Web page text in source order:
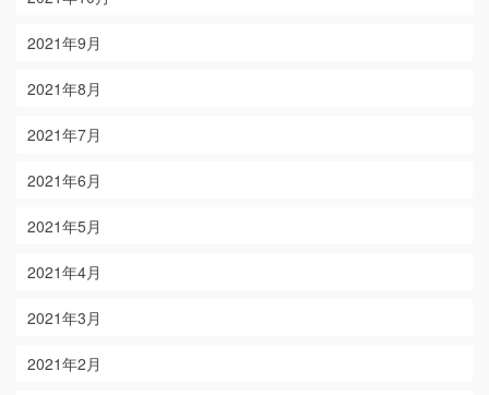
2021年9月
2021年8月
2021年7月
2021年6月
2021年5月
2021年4月
2021年3月
2021年2月